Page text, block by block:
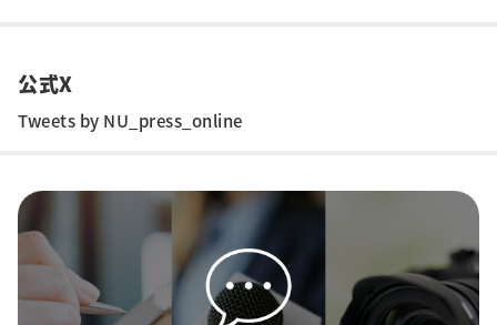
公式X
Tweets by NU_press_online